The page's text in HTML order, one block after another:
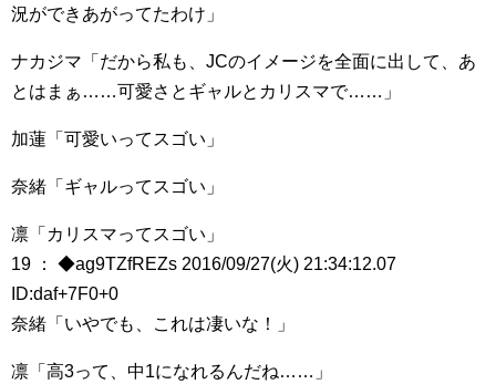
況ができあがってたわけ」
ナカジマ「だから私も、JCのイメージを全面に出して、あ
とはまぁ……可愛さとギャルとカリスマで……」
加蓮「可愛いってスゴい」
奈緒「ギャルってスゴい」
凛「カリスマってスゴい」
19 ： ◆ag9TZfREZs 2016/09/27(火) 21:34:12.07
ID:daf+7F0+0
奈緒「いやでも、これは凄いな！」
凛「高3って、中1になれるんだね……」